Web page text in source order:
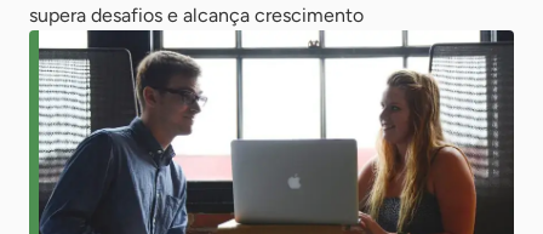
supera desafios e alcança crescimento